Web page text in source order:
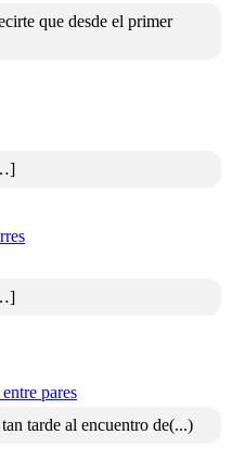
que desde el primer
pares
tarde al encuentro de(...)